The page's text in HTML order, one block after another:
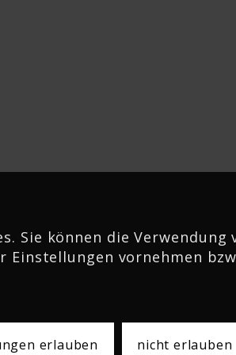
Sie können die
Einstellungen vornehmen
erlauben nicht erlauben